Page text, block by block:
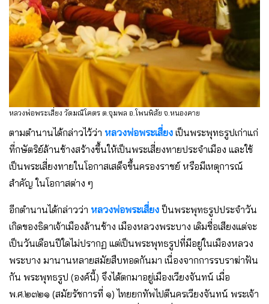
หลวงพ่อพระเสี่ยง วัดมณีโคตร ต.จุมพล อ.โพนพิสัย จ.หนองคาย
ตามตำนานได้กล่าวไว้ว่า หลวงพ่อพระเสี่ยง เป็นพระพุทธรูปเก่าแก่
ที่กษัตริย์ล้านช้างสร้างขึ้นให้เป็นพระเสี่ยงทายประจำเมือง และใช้
เป็นพระเสี่ยงทายในโอกาสเสด็จขึ้นครองราชย์ หรือมีเหตุการณ์
สำคัญ ในโอกาสต่าง ๆ
อีกตำนานได้กล่าวว่า หลวงพ่อพระเสี่ยง ป็นพระพุทธรูปประจำวัน
เกิดของธิดาเจ้าเมืองล้านช้าง เมืองหลวงพระบาง เดิมชื่อเสียงแต่จะ
เป็นวันเดือนปีใดไม่ปรากฏ แต่เป็นพระพุทธรูปที่มีอยู่ในเมืองหลวง
พระบาง มานานหลายสมัยสืบทอดกันมา เนื่องจากการรบราฆ่าฟัน
กัน พระพุทธรูป (องค์นี้) จึงได้ตกมาอยู่เมืองเวียงจันทน์ เมื่อ
พ.ศ.๒๓๒๑ (สมัยรัชการที่ ๑) ไทยยกทัพไปตีนครเวียงจันทน์ พระเจ้า